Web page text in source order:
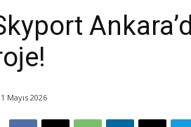
Mayıs 2026